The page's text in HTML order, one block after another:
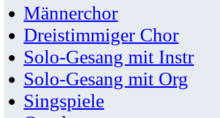
Männerchor
Dreistimmiger Chor
Solo-Gesang mit Instr
Solo-Gesang mit Org
Singspiele